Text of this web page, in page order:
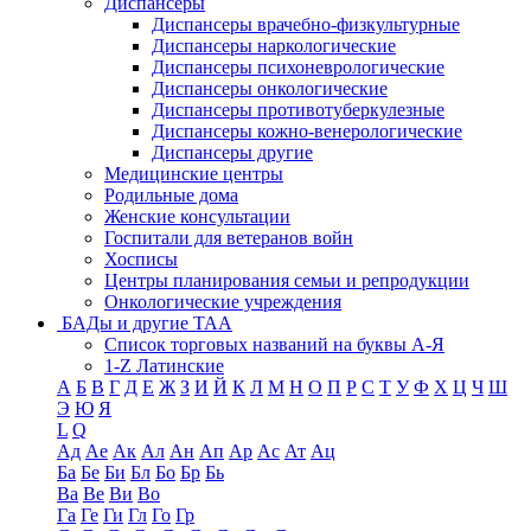
Диспансеры врачебно-физкультурные
Диспансеры наркологические
Диспансеры психоневрологические
Диспансеры онкологические
Диспансеры противотуберкулезные
Диспансеры кожно-венерологические
Диспансеры другие
Медицинские центры
Родильные дома
Женские консультации
Госпитали для ветеранов войн
Хосписы
Центры планирования семьи и репродукции
Онкологические учреждения
БАДы и другие ТАА
Список торговых названий на буквы А-Я
1-Z Латинские
А Б В Г Д Е Ж З И Й К Л М Н О П Р С Т У Ф Х Ц Ч Ш
Э Ю Я
L Q
Ад Ае Ак Ал Ан Ап Ар Ас Ат Ац
Ба Бе Би Бл Бо Бр Бь
Ва Ве Ви Во
Га Ге Ги Гл Го Гр